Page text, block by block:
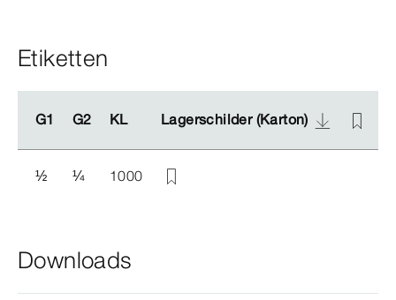
Etiketten
G1 G2 KL Lagerschilder (Karton)
G1 G2 KL Lagerschilder (Karton)
½ ¼ 1000
Downloads